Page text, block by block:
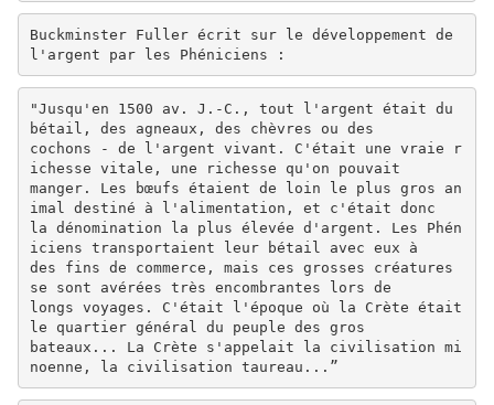
Buckminster Fuller écrit sur le développement de
l'argent par les Phéniciens :
"Jusqu'en 1500 av. J.-C., tout l'argent était du
bétail, des agneaux, des chèvres ou des
cochons - de l'argent vivant. C'était une vraie r
ichesse vitale, une richesse qu'on pouvait
manger. Les bœufs étaient de loin le plus gros an
imal destiné à l'alimentation, et c'était donc
la dénomination la plus élevée d'argent. Les Phén
iciens transportaient leur bétail avec eux à
des fins de commerce, mais ces grosses créatures
se sont avérées très encombrantes lors de
longs voyages. C'était l'époque où la Crète était
le quartier général du peuple des gros
bateaux... La Crète s'appelait la civilisation mi
noenne, la civilisation taureau...”